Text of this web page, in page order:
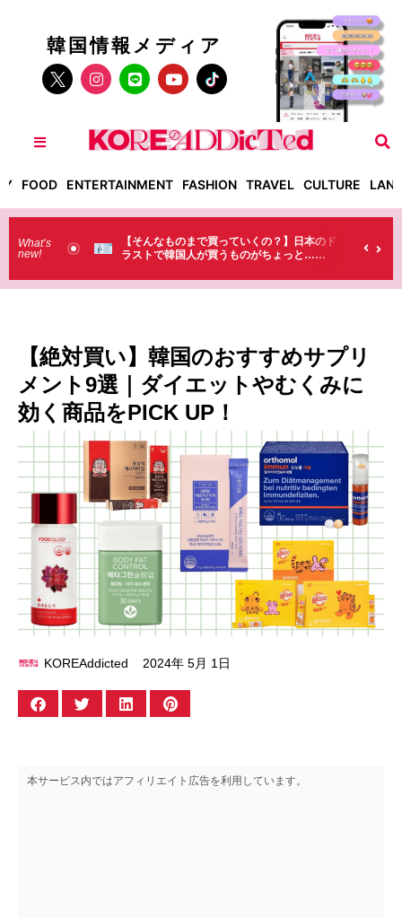
韓国情報メディア
FOOD ENTERTAINMENT FASHION TRAVEL CULTURE
What’s
new!
！】お土
（笑）
【そんなものまで買っていくの？】日本のド
ラストで韓国人が買うものがちょっと…
【絶対買い】韓国のおすすめサプリ
メント9選｜ダイエットやむくみに
効く商品をPICK UP！
KOREAddicted 2024年 5月 1日
本サービス内ではアフィリエイト広告を利用しています。